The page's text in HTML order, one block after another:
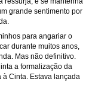
grande sentimento por
para angariar o
durante muitos anos,
Mas não definitivo.
a formalização da
Cinta. Estava lançada